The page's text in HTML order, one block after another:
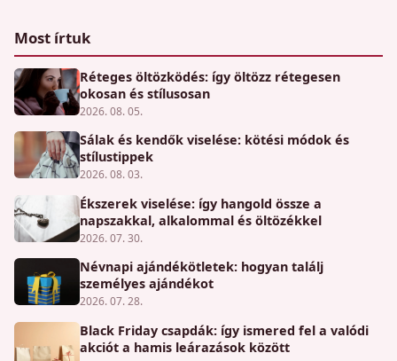
Most írtuk
Réteges öltözködés: így öltözz rétegesen
okosan és stílusosan
2026. 08. 05.
Sálak és kendők viselése: kötési módok és
stílustippek
2026. 08. 03.
Ékszerek viselése: így hangold össze a
napszakkal, alkalommal és öltözékkel
2026. 07. 30.
Névnapi ajándékötletek: hogyan találj
személyes ajándékot
2026. 07. 28.
Black Friday csapdák: így ismered fel a valódi
akciót a hamis leárazások között